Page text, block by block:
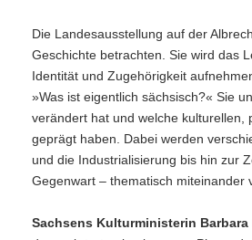
Die Landesausstellung auf der
Geschichte betrachten. Sie wird das
Identität und Zugehörigkeit
»Was ist eigentlich sächsisch?« Sie
verändert hat und welche kulturellen,
geprägt haben. Dabei werden
und die Industrialisierung bis hin zur
Gegenwart – thematisch miteinander
Sachsens Kulturministerin